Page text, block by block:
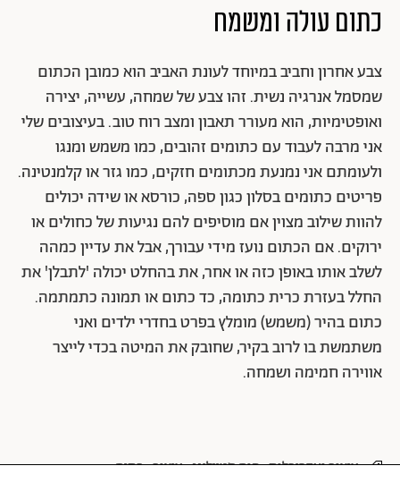
כתום עולה ומשמח
צבע אחרון וחביב במיוחד לעונת האביב הוא כמובן הכתום
שמסמל אנרגיה נשית. זהו צבע של שמחה, עשייה, יצירה
ואופטימיות, הוא מעורר תאבון ומצב רוח טוב. בעיצובים שלי
אני מרבה לעבוד עם כתומים זהובים, כמו משמש ומנגו
ולעומתם אני נמנעת מכתומים חזקים, כמו גזר או קלמנטינה.
פריטים כתומים בסלון כגון ספה, כורסא או שידה יכולים
להוות שילוב מצוין אם מוסיפים להם נגיעות של כחולים או
ירוקים. אם הכתום נועז מידי עבורך, אבל את עדיין כמהה
לשלב אותו באופן כזה או אחר, את בהחלט יכולה 'לתבלן' את
החלל בעזרת כרית כתומה, כד כתום או תמונה כתמתמה.
כתום בהיר (משמש) מומלץ בפרט בחדרי ילדים ואני
משתמשת בו לרוב בקיר, שחובק את המיטה בכדי לייצר
אווירה חמימה ושמחה.
עיצוב ואדריכלות הום סטיילינג עיצוב בתים